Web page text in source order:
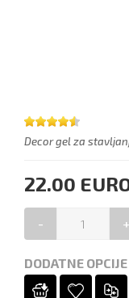
Decor gel za
22.00
- +
DODATNE OPCIJE